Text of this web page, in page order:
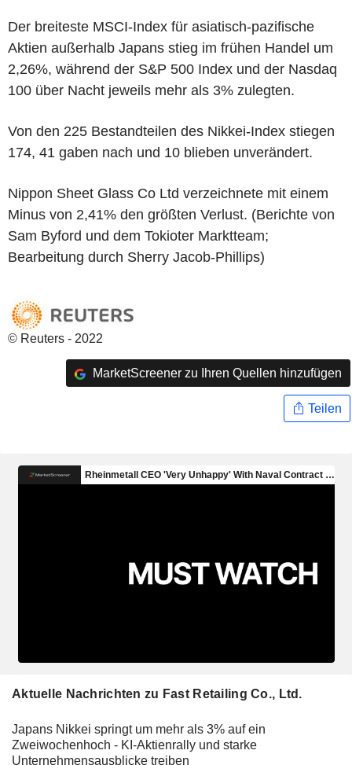
Der breiteste MSCI-Index für asiatisch-pazifische
Aktien außerhalb Japans stieg im frühen Handel um
2,26%, während der S&P 500 Index und der Nasdaq
100 über Nacht jeweils mehr als 3% zulegten.
Von den 225 Bestandteilen des Nikkei-Index stiegen
174, 41 gaben nach und 10 blieben unverändert.
Nippon Sheet Glass Co Ltd verzeichnete mit einem
Minus von 2,41% den größten Verlust. (Berichte von
Sam Byford und dem Tokioter Marktteam;
Bearbeitung durch Sherry Jacob-Phillips)
© Reuters - 2022
MarketScreener zu Ihren Quellen hinzufügen
Teilen
Aktuelle Nachrichten zu Fast Retailing Co., Ltd.
Japans Nikkei springt um mehr als 3% auf ein
Zweiwochenhoch - KI-Aktienrally und starke
Unternehmensausblicke treiben